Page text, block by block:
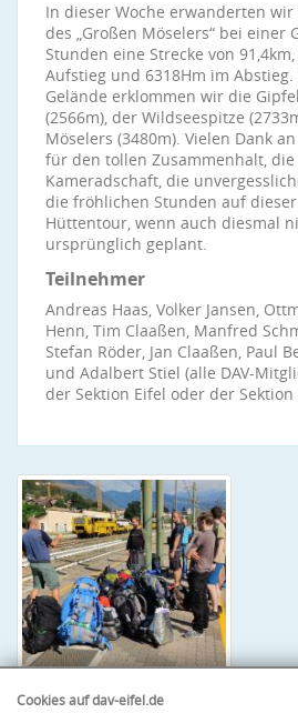
In dieser Woche erwanderten
des „Großen Möselers“ bei einer
Stunden eine Strecke von
Aufstieg und 6318Hm im
Gelände erklommen wir die
(2566m), der Wildseespitze
Möselers (3480m). Vielen Dank
für den tollen Zusammenhalt,
Kameradschaft, die
die fröhlichen Stunden auf
Hüttentour, wenn auch diesmal
ursprünglich geplant.
Teilnehmer
Andreas Haas, Volker Jansen,
Henn, Tim Claaßen, Manfred
Stefan Röder, Jan Claaßen, Paul
und Adalbert Stiel (alle DAV-
der Sektion Eifel oder der Sektion
Cookies auf dav-eifel.de